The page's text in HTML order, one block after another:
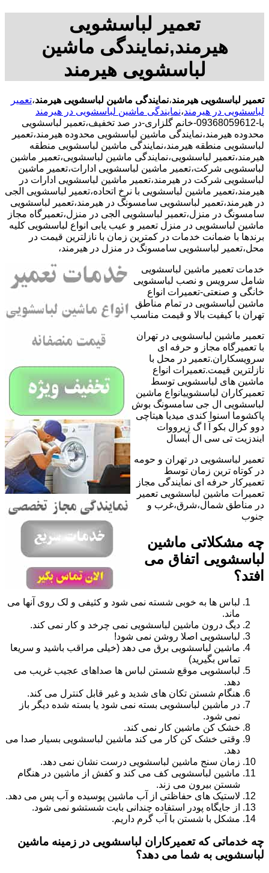
تعمیر لباسشویی
هیرمند,نمایندگی ماشین
لباسشویی هیرمند
تعمیر لباسشویی هیرمند،نمایندگی ماشین لباسشویی هیرمند،تعمیر
لباسشویی در هیرمند،نمایندگی ماشین لباسشویی در هیرمند
با-09368059612-خانم گلزاری-در صد تخفیف،تعمیر لباسشویی
محدوده هیرمند،نمایندگی ماشین لباسشویی محدوده هیرمند،تعمیر
لباسشویی منطقه هیرمند،نمایندگی ماشین لباسشویی منطقه
هیرمند،تعمیر لباسشویی،نمایندگی ماشین لباسشویی،تعمیر ماشین
لباسشویی شرکت،تعمیر ماشین لباسشویی ادارات،تعمیر ماشین
لباسشویی شرکت در هیرمند،تعمیر ماشین لباسشویی ادارات در
هیرمند،تعمیر ماشین لباسشویی با نرخ اتحاده،تعمیر لباسشویی الجی
در هیرمند،تعمیر لباسشویی سامسونگ در هیرمند،تعمیر لباسشویی
سامسونگ در منزل،تعمیر لباسشویی الجی در منزل،تعمیرگاه مجاز
ماشین لباسشویی در منزل تعمیر و عیب یابی انواع لباسشویی کلیه
برندها با ضمانت خدمات در کمترین زمان با نازلترین قیمت در
محل،تعمیر لباسشویی سامسونگ در منزل در هیرمند،
خدمات تعمیر ماشین لباسشویی
شامل سرویس و نصب لباسشویی
خانگی و صنعتی-تعمیرات انواع
ماشین لباسشویی در تمام مناطق
تهران با کیفیت بالا و قیمت مناسب
تعمیر ماشین لباسشویی در تهران
با تعمیرگاه مجاز و حرفه ای
سرویسکاران.تعمیر در محل با
نازلترین قیمت.تعمیرات انواع
ماشین های لباسشویی توسط
تعمیرکاران لباسشوییانواع ماشین
لباسشویی ال جی سامسونگ بوش
پاکشوما اسنوا کندی میدیا هیتاچی
دوو کرال بکو آ ا گ زیرووات
ایندزیت تی سی ال آبسال
تعمیر لباسشویی در تهران و حومه
در کوتاه ترین زمان توسط
تعمیرکار حرفه ای نمایندگی مجاز
تعمیرات ماشین لباسشویی تعمیر
در مناطق شمال،شرق،غرب و
جنوب
چه مشکلاتی ماشین
لباسشویی اتفاق می
افتد؟
لباس ها به خوبی شسته نمی شود و کثیفی و لک روی آنها می
ماند.
دیگ درون ماشین لباسشویی نمی چرخد و کار نمی کند.
لباسشویی اصلا روشن نمی شود!
ماشین لباسشویی برق می دهد (خیلی مراقب باشید و سریعا
تماس بگیرید)
لباسشویی موقع شستن لباس ها صداهای عجیب غریب می
دهد.
هنگام شستن تکان های شدید و غیر قابل کنترل می کند.
در ماشین لباسشویی بسته نمی شود یا بسته شده دیگر باز
نمی شود.
خشک کن ماشین کار نمی کند.
وقتی خشک کن کار می کند ماشین لباسشویی بسیار صدا می
دهد.
زمان سنج ماشین لباسشویی درست نشان نمی دهد.
ماشین لباسشویی کف می کند و کفش از ماشین در هنگام
شستن بیرون می زند.
لاستیک های حفاظتی از آب ماشین پوسیده و آب پس می دهد.
از جایگاه پودر استفاده چندانی بابت شستشو نمی شود.
مشکل با شستن با آب گرم داریم.
چه خدماتی که تعمیرکاران لباسشویی در زمینه ماشین
لباسشویی به شما می دهد؟